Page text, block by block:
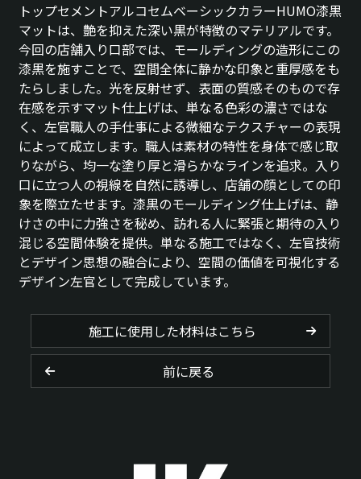
トップセメントアルコセムベーシックカラーHUMO漆黒
マットは、艶を抑えた深い黒が特徴のマテリアルです。
今回の店舗入り口部では、モールディングの造形にこの
漆黒を施すことで、空間全体に静かな印象と重厚感をも
たらしました。光を反射せず、表面の質感そのもので存
在感を示すマット仕上げは、単なる色彩の濃さではな
く、左官職人の手仕事による微細なテクスチャーの表現
によって成立します。職人は素材の特性を身体で感じ取
りながら、均一な塗り厚と滑らかなラインを追求。入り
口に立つ人の視線を自然に誘導し、店舗の顔としての印
象を際立たせます。漆黒のモールディング仕上げは、静
けさの中に力強さを秘め、訪れる人に緊張と期待の入り
混じる空間体験を提供。単なる施工ではなく、左官技術
とデザイン思想の融合により、空間の価値を可視化する
デザイン左官として完成しています。
前に戻る
施工に使用した材料はこちら